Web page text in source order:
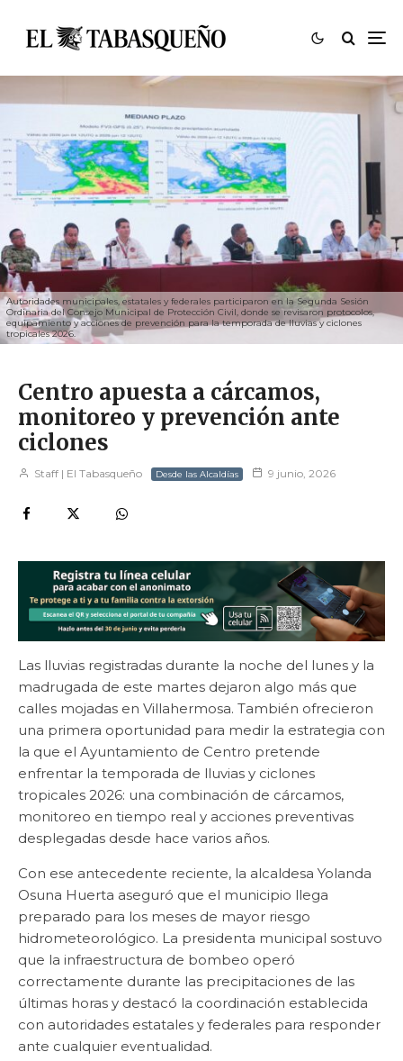
Autoridades municipales, estatales y federales participaron en la Segunda Sesión
Ordinaria del Consejo Municipal de Protección Civil, donde se revisaron protocolos,
equipamiento y acciones de prevención para la temporada de lluvias y ciclones
tropicales 2026.
Centro apuesta a cárcamos,
monitoreo y prevención ante
ciclones
Staff | El Tabasqueño Desde las Alcaldías 9 junio, 2026
Las lluvias registradas durante la noche del lunes y la
madrugada de este martes dejaron algo más que
calles mojadas en Villahermosa. También ofrecieron
una primera oportunidad para medir la estrategia con
la que el Ayuntamiento de Centro pretende
enfrentar la temporada de lluvias y ciclones
tropicales 2026: una combinación de cárcamos,
monitoreo en tiempo real y acciones preventivas
desplegadas desde hace varios años.
Con ese antecedente reciente, la alcaldesa Yolanda
Osuna Huerta aseguró que el municipio llega
preparado para los meses de mayor riesgo
hidrometeorológico. La presidenta municipal sostuvo
que la infraestructura de bombeo operó
correctamente durante las precipitaciones de las
últimas horas y destacó la coordinación establecida
con autoridades estatales y federales para responder
ante cualquier eventualidad.